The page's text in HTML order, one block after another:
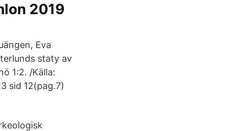
2019
Eva
staty av
1:2. /Källa:
sid 12(pag.7)